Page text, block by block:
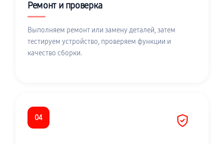
Ремонт и проверка
Выполняем ремонт или замену деталей, затем
тестируем устройство, проверяем функции и
качество сборки.
04